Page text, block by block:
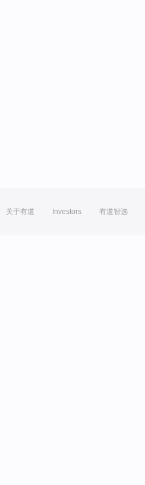
关于有道 Investors 有道智选